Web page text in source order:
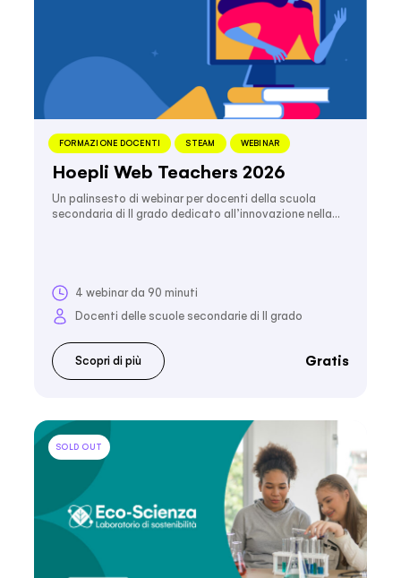
FORMAZIONE DOCENTI STEAM WEBINAR
Hoepli Web Teachers 2026
Un palinsesto di webinar per docenti della scuola
secondaria di II grado dedicato all’innovazione nella…
4 webinar da 90 minuti
Docenti delle scuole secondarie di II grado
Scopri di più Gratis
SOLD OUT